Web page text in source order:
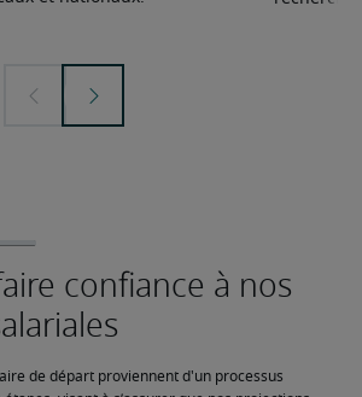
de départ proviennent d'un processus